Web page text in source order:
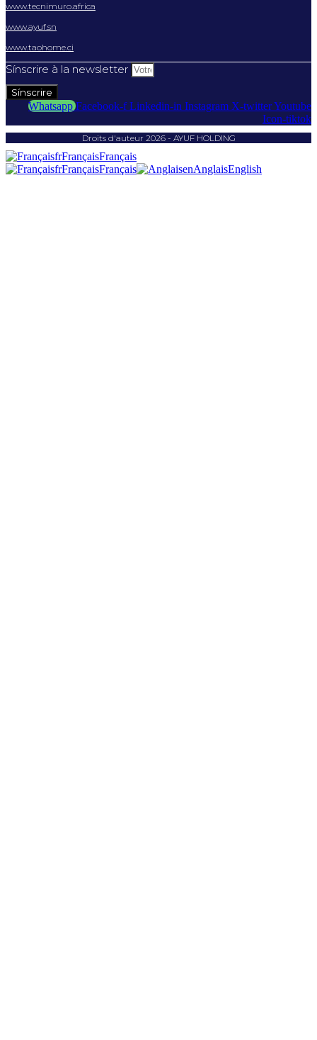
www.tecnimuro.africa
www.ayuf.sn
www.taohome.ci
Sínscrire à la newsletter
Sínscrire
Whatsapp Facebook-f Linkedin-in Instagram X-twitterYoutube
Icon-tiktok
Droits d'auteur 2026 - AYUF HOLDING
frFrançaisFrançais
frFrançaisFrançais enAnglaisEnglish